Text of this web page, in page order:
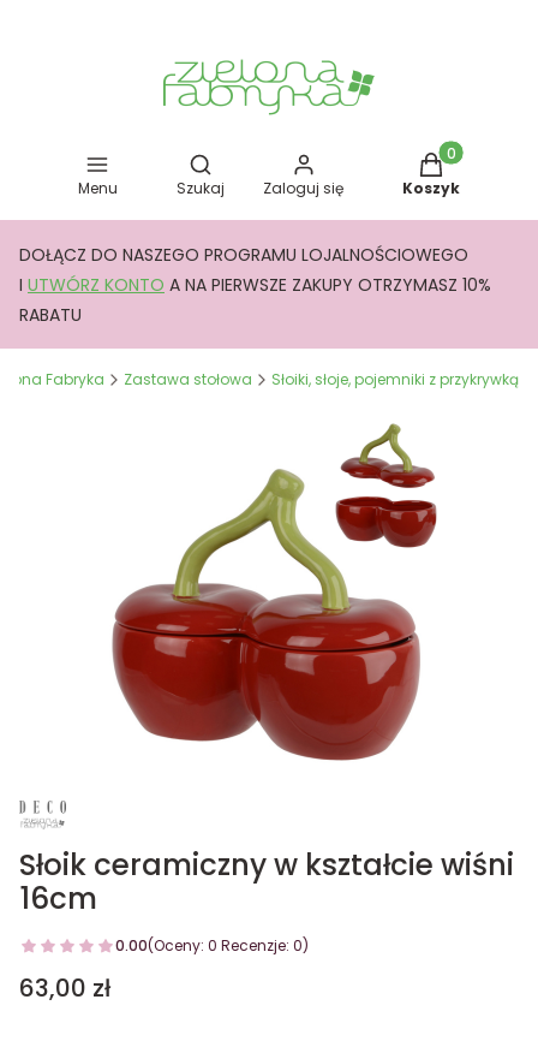
Menu
Otwórz wyszukiwarkę
Szukaj Zaloguj się
Produkty w
Koszyk
DOŁĄCZ DO NASZEGO PROGRAMU LOJALNOŚCIOWEGO
I UTWÓRZ KONTO A NA PIERWSZE ZAKUPY OTRZYMASZ 10%
RABATU
Fabryka Zastawa stołowa Słoiki, słoje, pojemniki z przykrywką
Słoik ceramiczny w kształcie wiśni
16cm
0.00(Oceny: 0 Recenzje: 0)
Cena
63,00 zł